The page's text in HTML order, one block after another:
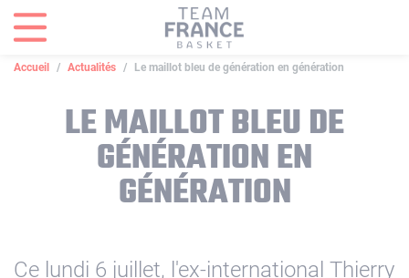
Accueil Actualités Le maillot bleu de génération en génération
LE MAILLOT BLEU DE
GÉNÉRATION EN
GÉNÉRATION
Ce lundi 6 juillet, l'ex-international Thierry
Panneau de gestion des cookies